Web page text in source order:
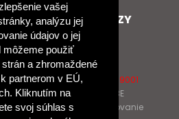
vašej
analýzu jej
údajov o jej
môžeme použiť
a zhromaždené
partnerom v EÚ,
Kliknutím na
svoj súhlas s
ĎALŠIE ODKAZY
O Raabe
O Klett
Naši autori
Certifikát kvality ISO 9001
Klientska zóna RAABE
Katalógy na prelistovanie